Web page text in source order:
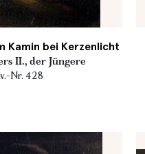
Kamin bei Kerzenlicht
II., der Jüngere
Nr. 428